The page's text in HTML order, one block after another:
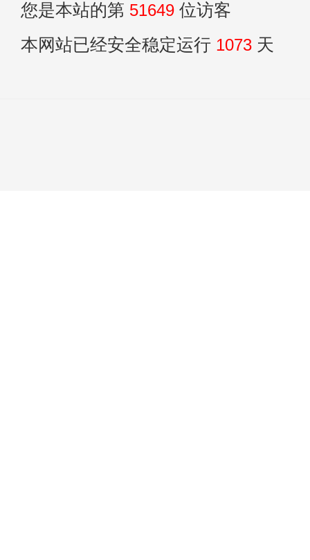
您是本站的第 51649 位访客
本网站已经安全稳定运行 1073 天